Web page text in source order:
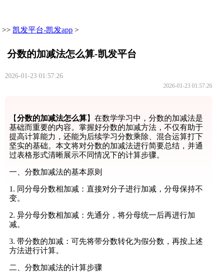
>> 凯发平台-凯发app >
分数的加减法怎么算-凯发平台
2026-01-23 01:57:26
2026-01-23 01:57:26
【分数的加减法怎么算】在数学学习中，分数的加减法是
基础而重要的内容。掌握好分数的加减方法，不仅有助于
提高计算能力，还能为后续学习分数乘除、混合运算打下
坚实的基础。本文将对分数的加减法进行简要总结，并通
过表格形式清晰展示不同情况下的计算步骤。
一、分数加减法的基本原则
1. 同分母分数相加减：直接对分子进行加减，分母保持不
变。
2. 异分母分数相加减：先通分，将分母统一后再进行加
减。
3. 带分数的加减：可先将带分数转化为假分数，再按上述
方法进行计算。
二、分数加减法的计算步骤